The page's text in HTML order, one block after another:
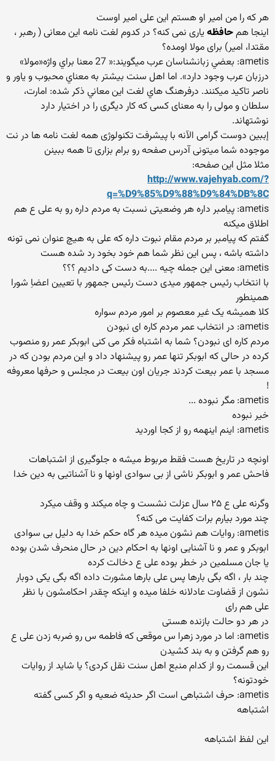
هر که را من امیر او هستم این علی امیر اوست
اینجا همحافظه یاری نمی کنه؟ در کدوم لغت نامه این معانی ( رهبر ،
مقتدا، امیر) برای مولا اومده؟
ametis: بعضي زبانشناسان عرب ميگويند:« 27 معنا براي واژه«مولا»
درزبان عرب وجود دارد». اما اهل سنت بيشتر به معناي محبوب و ياور و
ناصر تاكيد ميكنند. درفرهنگ هاي لغت اين معاني ذكر شده: امارت،
سلطان و مولى را به معناى كسى كه كار ديگرى را در اختيار دارد
نوشته‏اند.
إببین دوست گرامی الآنه با پیشرفت تکنولوژی همه لغت نامه ها در نت
موجوده شما میتونی آدرس صفحه رو برام بزاری تا همه ببینن
مثلا مثل این صفحه:
http://www.vajehyab.com/?
q=%D9%85%D9%88%D9%84%DB%8C
ametis: پیامبر داره هر وضعیتی نسبت به مردم داره رو به علی ع هم
اطلاق میکنه
گفتم که پیامبر بر مردم مقام نبوت داره که علی به هیچ عنوان نمی تونه
داشته باشه ، پس این نظر شما هم خود بخود رد شده هست
ametis: معنی این جمله چیه ....به دست کی دادیم ؟؟؟
با انتخاب رئیس جمهور میدی دست رئیس جمهور با تعیین اعضاِ شورا
همینطور
کلا همیشه یک غیر معصوم بر امور مردم سواره
ametis: در انتخاب عمر مردم کاره ای نبودن
مردم کاره ای نبودن؟ شما به اشتباه فکر می کنی ابوبکر عمر رو منصوب
کرده در حالی که ابوبکر تنها عمر رو پیشنهاد داد و این مردم بودن که در
مسجد با عمر بیعت کردند جریان اون بیعت در مجلس و حرفها معروفه
!
ametis: مگر نبوده ...
خیر نبوده
ametis: اینم اینهمه رو از کجا اوردید
اونچه در تاریخ هست فقط مربوط میشه ه جلوگیری از اشتباهات
فاحش عمر و ابوبکر ناشی از بی سوادی اونها و نا آشناتیی به دین خدا
وگرنه علی ع ۲۵ سال عزلت نشست و چاه میکند و وقف میکرد
چند مورد بیارم برات کفایت می کنه؟
ametis: روایات هم نشون میده هر گاه حکم خدا به دلیل بی سوادی
ابوبکر و عمر و نا آشنایی اونها به احکام دین در حال منحرف شدن بوده
یا جان مسلمین در خطر بوده علی ع دخالت کرده
چند بار ، اگه بگی بارها پس علی بارها مشورت داده اگه بگی یکی دوبار
نشون از قضاوت عادلانه خلفا میده و اینکه چقدر احکامشون با نظر
علی هم رای
در هر دو حالت بازنده هستی
ametis: اما در مورد زهرا س موقعی که فاطمه س رو ضربه زدن علی ع
رو هم گرفتن و به بند کشیدن
این قسمت رو از کدام منبع اهل سنت نقل کردی؟ یا شاید از روایات
خودتونه؟
ametis: حرف اشتباهی است اگر حدیثه ضعیه و اگر کسی گفته
اشتباهه
این لفظ اشتباهه